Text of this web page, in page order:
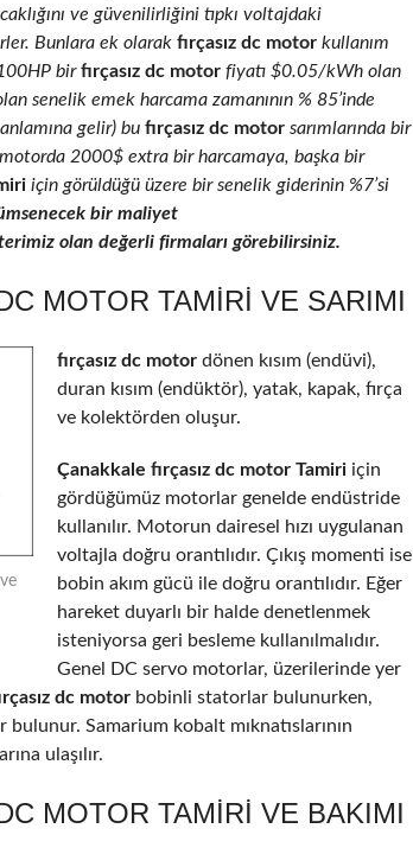
ve güvenilirliğini tıpkı voltajdaki
Bunlara ek olarak fırçasız dc motor kullanım
birfırçasız dc motor fiyatı $0.05/kWh olan
senelik emek harcama zamanının % 85’inde
gelir) bu fırçasız dc motor sarımlarında bir
motorda 2000$ extra bir harcamaya, başka bir
için görüldüğü üzere bir senelik giderinin %7’si
bir maliyet
olan değerli firmaları görebilirsiniz.
MOTOR TAMIRI VE SARIMI
fırçasız dc motor dönen kısım (endüvi),
duran kısım (endüktör), yatak, kapak, fırça
ve kolektörden oluşur.
Çanakkale fırçasız dc motor Tamiri için
gördüğümüz motorlar genelde endüstride
kullanılır. Motorun dairesel hızı uygulanan
voltajla doğru orantılıdır. Çıkış momenti ise
bobin akım gücü ile doğru orantılıdır. Eğer
hareket duyarlı bir halde denetlenmek
isteniyorsa geri besleme kullanılmalıdır.
Genel DC servo motorlar, üzerilerinde yer
dc motor bobinli statorlar bulunurken,
Samarium kobalt mıknatıslarının
ulaşılır.
MOTOR TAMIRI VE BAKIMI